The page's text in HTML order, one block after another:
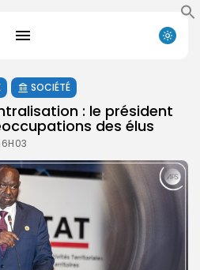
SOCIÉTÉ
: le président
des élus